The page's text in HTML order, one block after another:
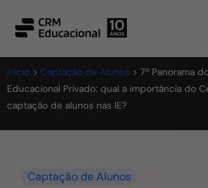
Início > Captação de Alunos > 7º Panorama
Educacional Privado: qual a importância do
captação de alunos nas IE?
Captação de Alunos